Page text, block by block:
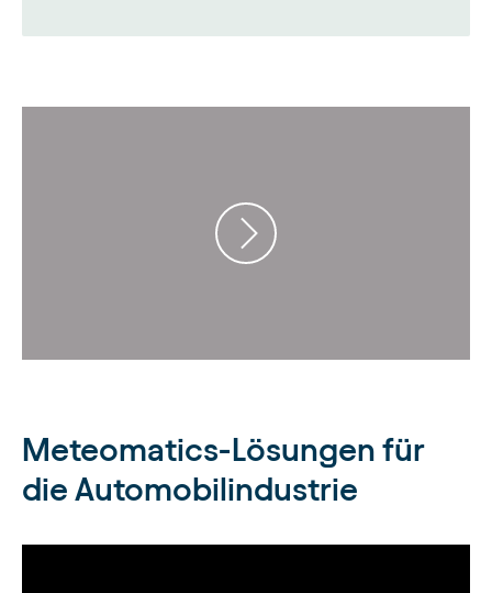
Meteomatics-Lösungen für
die Automobilindustrie